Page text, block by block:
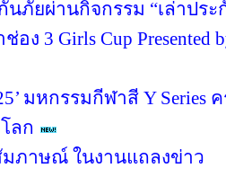
นภัยผ่านกิจกรรม “เล่าปร
อง 3 Girls Cup
มหกรรมกีฬาสี Y
ลก
ภาษณ์ ในงานแถลงข่าว